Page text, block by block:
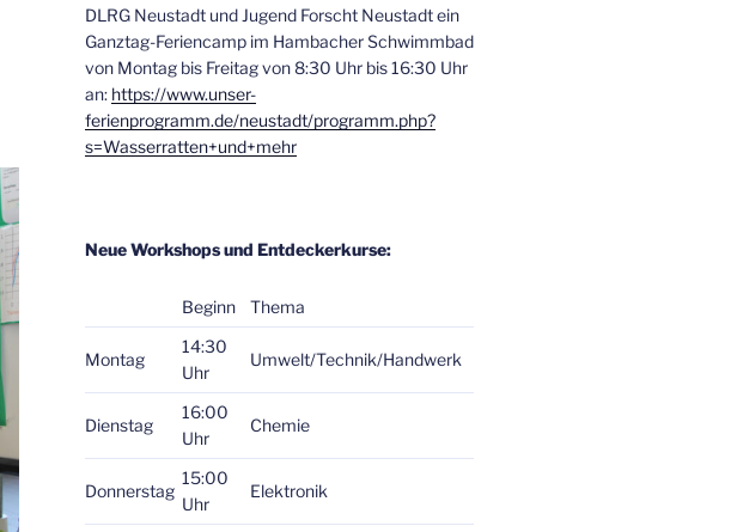
DLRG Neustadt und Jugend Forscht Neustadt ein
Ganztag-Feriencamp im Hambacher Schwimmbad
von Montag bis Freitag von 8:30 Uhr bis 16:30 Uhr
an: https://www.unser-
ferienprogramm.de/neustadt/programm.php?
s=Wasserratten+und+mehr
Neue Workshops und Entdeckerkurse:
Beginn Thema
Montag
14:30
Uhr
Umwelt/Technik/Handwerk
Dienstag
16:00
Uhr
Chemie
Donnerstag
15:00
Uhr
Elektronik